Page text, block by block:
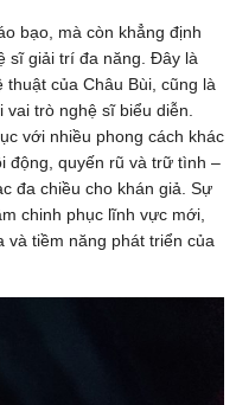
bạo, mà còn khẳng định
sĩ giải trí đa năng. Đây là
của Châu Bùi, cũng là
trò nghệ sĩ biểu diễn.
với nhiều phong cách khác
động, quyến rũ và trữ tình –
đa chiều cho khán giả. Sự
chinh phục lĩnh vực mới,
và tiềm năng phát triển của